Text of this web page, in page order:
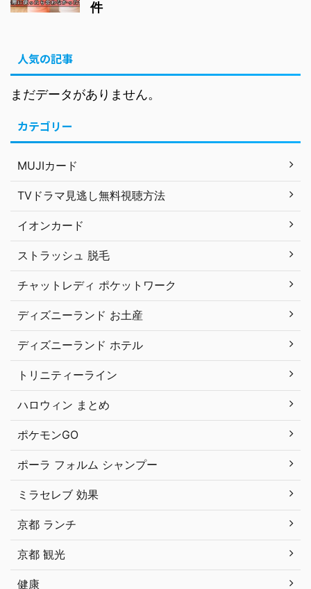
件
人気の記事
まだデータがありません。
カテゴリー
MUJIカード
TVドラマ見逃し無料視聴方法
イオンカード
ストラッシュ 脱毛
チャットレディ ポケットワーク
ディズニーランド お土産
ディズニーランド ホテル
トリニティーライン
ハロウィン まとめ
ポケモンGO
ポーラ フォルム シャンプー
ミラセレブ 効果
京都 ランチ
京都 観光
健康